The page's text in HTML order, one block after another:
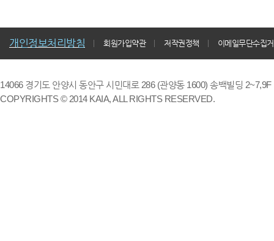
개인정보처리방침 회원가입약관 저작권정책 이메일무단수집
14066 경기도 안양시 동안구 시민대로 286 (관양동 1600) 송백빌딩
COPYRIGHTS © 2014 KAIA, ALL RIGHTS RESERVED.